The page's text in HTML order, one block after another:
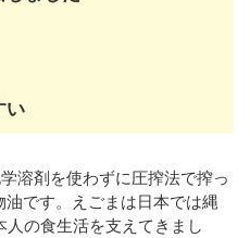
い
溶剤を使わずに圧搾法で搾っ
油です。えごまは日本では縄
の食生活を支えてきまし